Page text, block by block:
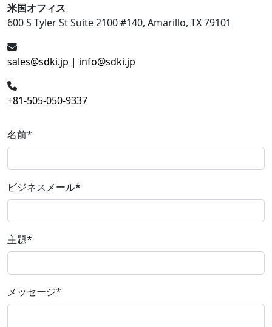
米国オフィス
600 S Tyler St Suite 2100 #140, Amarillo, TX 79101
sales@sdki.jp | info@sdki.jp
+81-505-050-9337
名前*
ビジネスメール*
主題*
メッセージ*